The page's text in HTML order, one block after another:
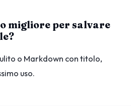
migliore per salvare
o Markdown con titolo,
uso.